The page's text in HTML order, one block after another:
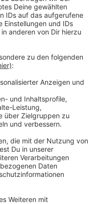
Ihre
YouTube
laden!
eines
kann
Sie die
Sie der
Politiker, eine
von James
dieser Mann wirklich